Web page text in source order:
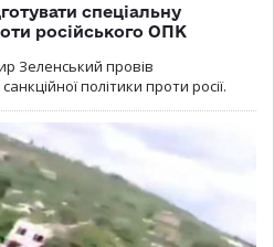
спеціальну
російського ОПК
Зеленський провів
політики проти росії.